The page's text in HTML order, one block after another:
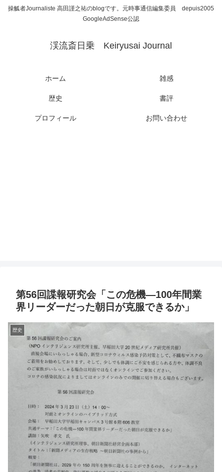
操觚者Journaliste 高田謹之祐のblogです。元時事通信編集委員 depuis2005
GoogleAdSense公認
渓流斎日乗 Keiryusai Journal
ホーム 雑感
歴史 書評
プロフィール お問い合わせ
第56回諜報研究会「この危機―100年間業
界リーダーだった朝日が克服できるか」
歴史